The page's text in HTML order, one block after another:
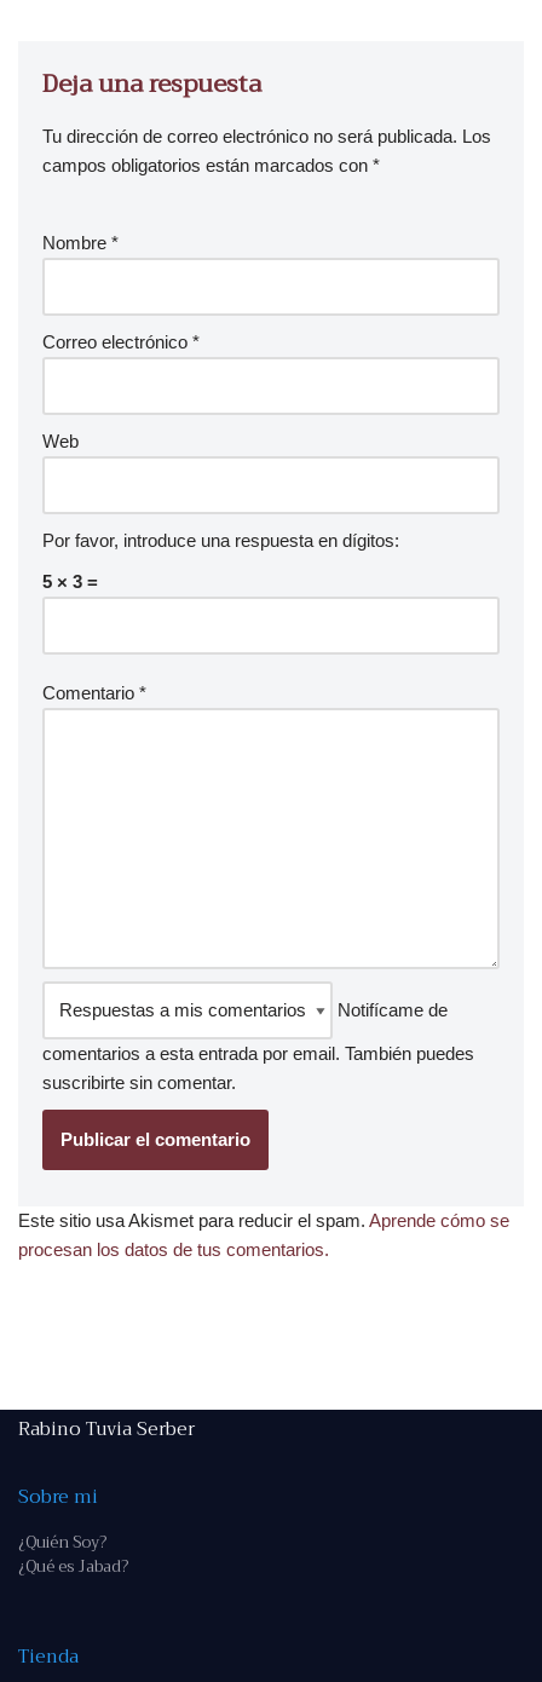
Deja una respuesta
Tu dirección de correo electrónico no será publicada. Los
campos obligatorios están marcados con *
Nombre *
Correo electrónico *
Web
Por favor, introduce una respuesta en dígitos:
5 × 3 =
Comentario *
Notifícame de
comentarios a esta entrada por email. También puedes
suscribirte sin comentar.
Este sitio usa Akismet para reducir el spam. Aprende cómo se
procesan los datos de tus comentarios.
Rabino Tuvia Serber
Sobre mi
¿Quién Soy?
¿Qué es Jabad?
Tienda